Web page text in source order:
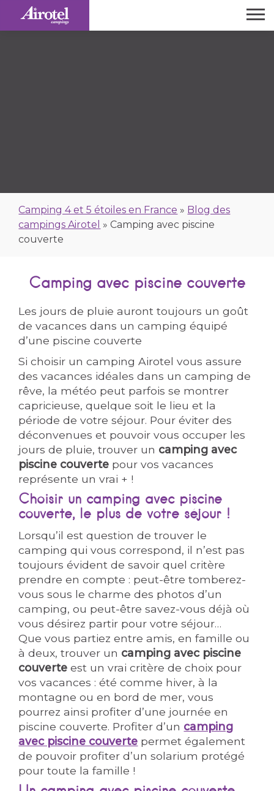
Camping 4 et 5 étoiles en France » Blog des
campings Airotel »Camping avec piscine
couverte
Camping avec piscine couverte
Les jours de pluie auront toujours un goût
de vacances dans un camping équipé
d’une piscine couverte
Si choisir un camping Airotel vous assure
des vacances idéales dans un camping de
rêve, la météo peut parfois se montrer
capricieuse, quelque soit le lieu et la
période de votre séjour. Pour éviter des
déconvenues et pouvoir vous occuper les
jours de pluie, trouver un camping avec
piscine couverte pour vos vacances
représente un vrai + !
Choisir un camping avec piscine
couverte, le plus de votre séjour !
Lorsqu’il est question de trouver le
camping qui vous correspond, il n’est pas
toujours évident de savoir quel critère
prendre en compte : peut-être tomberez-
vous sous le charme des photos d’un
camping, ou peut-être savez-vous déjà où
vous désirez partir pour votre séjour…
Que vous partiez entre amis, en famille ou
à deux, trouver un camping avec piscine
couverte est un vrai critère de choix pour
vos vacances : été comme hiver, à la
montagne ou en bord de mer, vous
pourrez ainsi profiter d’une journée en
piscine couverte. Profiter d’un camping
avec piscine couverte permet également
de pouvoir profiter d’un solarium protégé
pour toute la famille !